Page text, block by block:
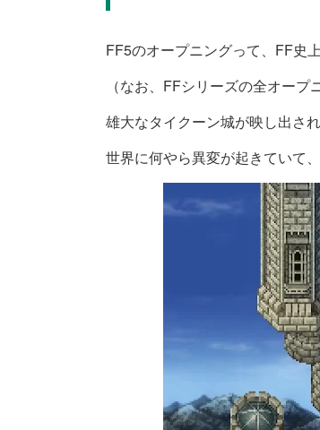
FF5のオープニングって、FF史
（なお、FFシリーズの全オープ
雄大なタイクーン城が映し出され
世界に何やら異変が起きていて